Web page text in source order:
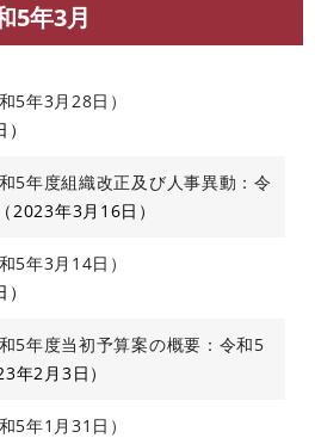
5年3月
5年3月28日）
5年度組織改正及び人事異動：令
2023年3月16日
5年3月14日）
5年度当初予算案の概要：令和5
年2月3日
5年1月31日）